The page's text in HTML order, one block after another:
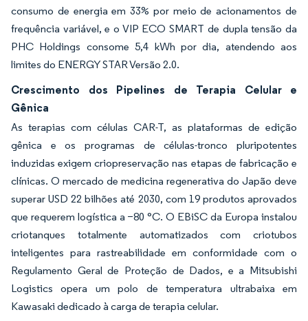
consumo de energia em 33% por meio de acionamentos de
frequência variável, e o VIP ECO SMART de dupla tensão da
PHC Holdings consome 5,4 kWh por dia, atendendo aos
limites do ENERGY STAR Versão 2.0.
Crescimento dos Pipelines de Terapia Celular e
Gênica
As terapias com células CAR-T, as plataformas de edição
gênica e os programas de células-tronco pluripotentes
induzidas exigem criopreservação nas etapas de fabricação e
clínicas. O mercado de medicina regenerativa do Japão deve
superar USD 22 bilhões até 2030, com 19 produtos aprovados
que requerem logística a −80 °C. O EBiSC da Europa instalou
criotanques totalmente automatizados com criotubos
inteligentes para rastreabilidade em conformidade com o
Regulamento Geral de Proteção de Dados, e a Mitsubishi
Logistics opera um polo de temperatura ultrabaixa em
Kawasaki dedicado à carga de terapia celular.